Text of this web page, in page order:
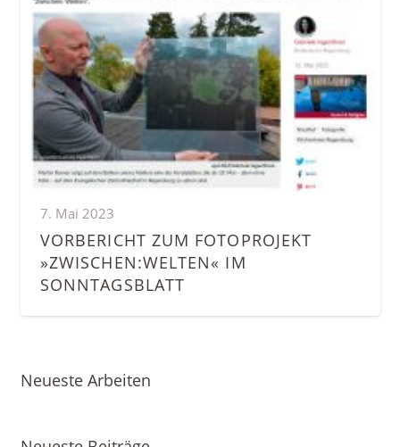
7. Mai 2023
VORBERICHT ZUM FOTOPROJEKT
»ZWISCHEN:WELTEN« IM
SONNTAGSBLATT
Neueste Arbeiten